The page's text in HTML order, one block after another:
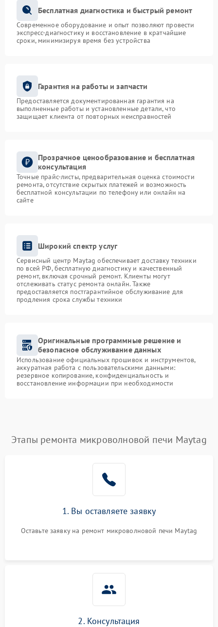
Бесплатная диагностика и быстрый ремонт
Современное оборудование и опыт позволяют провести
экспресс-диагностику и восстановление в кратчайшие
сроки, минимизируя время без устройства
Гарантия на работы и запчасти
Предоставляется документированная гарантия на
выполненные работы и установленные детали, что
защищает клиента от повторных неисправностей
Прозрачное ценообразование и бесплатная
консультация
Точные прайс-листы, предварительная оценка стоимости
ремонта, отсутствие скрытых платежей и возможность
бесплатной консультации по телефону или онлайн на
сайте
Широкий спектр услуг
Сервисный центр Maytag обеспечивает доставку техники
по всей РФ, бесплатную диагностику и качественный
ремонт, включая срочный ремонт. Клиенты могут
отслеживать статус ремонта онлайн. Также
предоставляется постгарантийное обслуживание для
продления срока службы техники
Оригинальные программные решение и
безопасное обслуживание данных
Использование официальных прошивок и инструментов,
аккуратная работа с пользовательскими данными:
резервное копирование, конфиденциальность и
восстановление информации при необходимости
Этапы ремонта микроволновой печи Maytag
1. Вы оставляете заявку
Оставьте заявку на ремонт микроволновой печи Maytag
2. Консультация